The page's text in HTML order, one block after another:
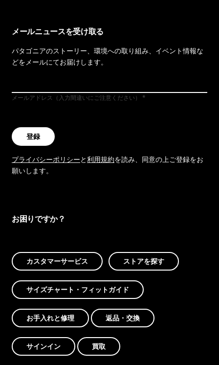
メールニュースを受け取る
パタゴニアのストーリー、環境への取り組み、イベント情報な
どをメールにてお届けします。
メールアドレス（入力間違いにご注意ください）
登録
プライバシーポリシーと利用規約を読み、同意の上ご登録をお
願いします。
お困りですか？
カスタマーサービス ストアを探す
サイズチャート・フィットガイド
お手入れと修理 返品・交換
サインイン 買取